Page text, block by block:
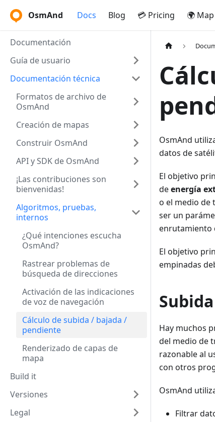
OsmAnd Docs Blog 💳 Pricing 🌍 Map
Documentación
Guía de usuario
Documentación técnica
Formatos de archivo de
OsmAnd
Creación de mapas
Construir OsmAnd
API y SDK de OsmAnd
¡Las contribuciones son
bienvenidas!
Algoritmos, pruebas,
internos
¿Qué intenciones escucha
OsmAnd?
Rastrear problemas de
búsqueda de direcciones
Activación de las indicaciones
de voz de navegación
Cálculo de subida / bajada /
pendiente
Renderizado de capas de
mapa
Build it
Versiones
Legal
OsmAnd
datos de
El objetivo
deenergía
o el medio de
ser un
enrutamiento
El objetivo
empinadas
Hay muchos
del medio de
razonable al
con otros
OsmAnd
Filtrar